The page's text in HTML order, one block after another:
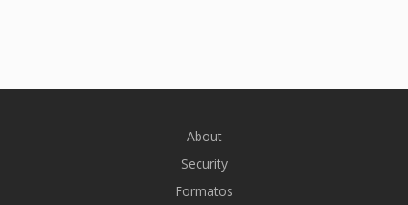
About
Security
Formatos